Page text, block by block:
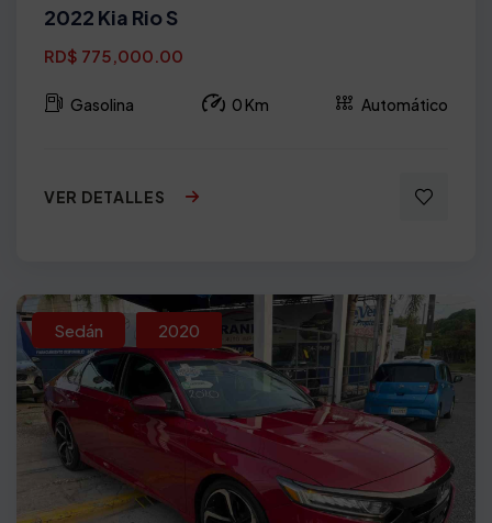
2022 Kia Rio S
RD$ 775,000.00
Gasolina 0 Km Automático
VER DETALLES
Sedán 2020